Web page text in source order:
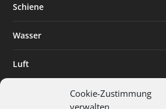
Cookie-Zustimmung
Schiene
Wasser
Luft